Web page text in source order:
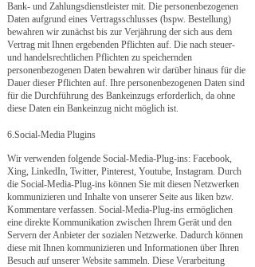
Bank- und Zahlungsdienstleister mit. Die personenbezogenen
Daten aufgrund eines Vertragsschlusses (bspw. Bestellung)
bewahren wir zunächst bis zur Verjährung der sich aus dem
Vertrag mit Ihnen ergebenden Pflichten auf. Die nach steuer-
und handelsrechtlichen Pflichten zu speichernden
personenbezogenen Daten bewahren wir darüber hinaus für die
Dauer dieser Pflichten auf. Ihre personenbezogenen Daten sind
für die Durchführung des Bankeinzugs erforderlich, da ohne
diese Daten ein Bankeinzug nicht möglich ist.
6.Social-Media Plugins
Wir verwenden folgende Social-Media-Plug-ins: Facebook,
Xing, LinkedIn, Twitter, Pinterest, Youtube, Instagram. Durch
die Social-Media-Plug-ins können Sie mit diesen Netzwerken
kommunizieren und Inhalte von unserer Seite aus liken bzw.
Kommentare verfassen. Social-Media-Plug-ins ermöglichen
eine direkte Kommunikation zwischen Ihrem Gerät und den
Servern der Anbieter der sozialen Netzwerke. Dadurch können
diese mit Ihnen kommunizieren und Informationen über Ihren
Besuch auf unserer Website sammeln. Diese Verarbeitung